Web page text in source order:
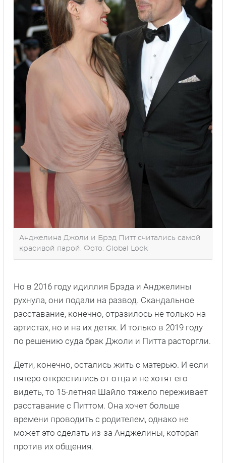
Анджелина Джоли и Брэд Питт считались самой
красивой парой. Фото: Global Look
Но в 2016 году идиллия Брэда и Анджелины
рухнула, они подали на развод. Скандальное
расставание, конечно, отразилось не только на
артистах, но и на их детях. И только в 2019 году
по решению суда брак Джоли и Питта расторгли.
Дети, конечно, остались жить с матерью. И если
пятеро открестились от отца и не хотят его
видеть, то 15-летняя Шайло тяжело переживает
расставание с Питтом. Она хочет больше
времени проводить с родителем, однако не
может это сделать из-за Анджелины, которая
против их общения.